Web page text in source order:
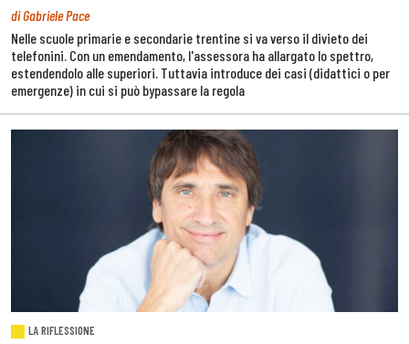
di Gabriele Pace
Nelle scuole primarie e secondarie trentine si va verso il divieto dei
telefonini. Con un emendamento, l'assessora ha allargato lo spettro,
estendendolo alle superiori. Tuttavia introduce dei casi (didattici o per
emergenze) in cui si può bypassare la regola
LA RIFLESSIONE